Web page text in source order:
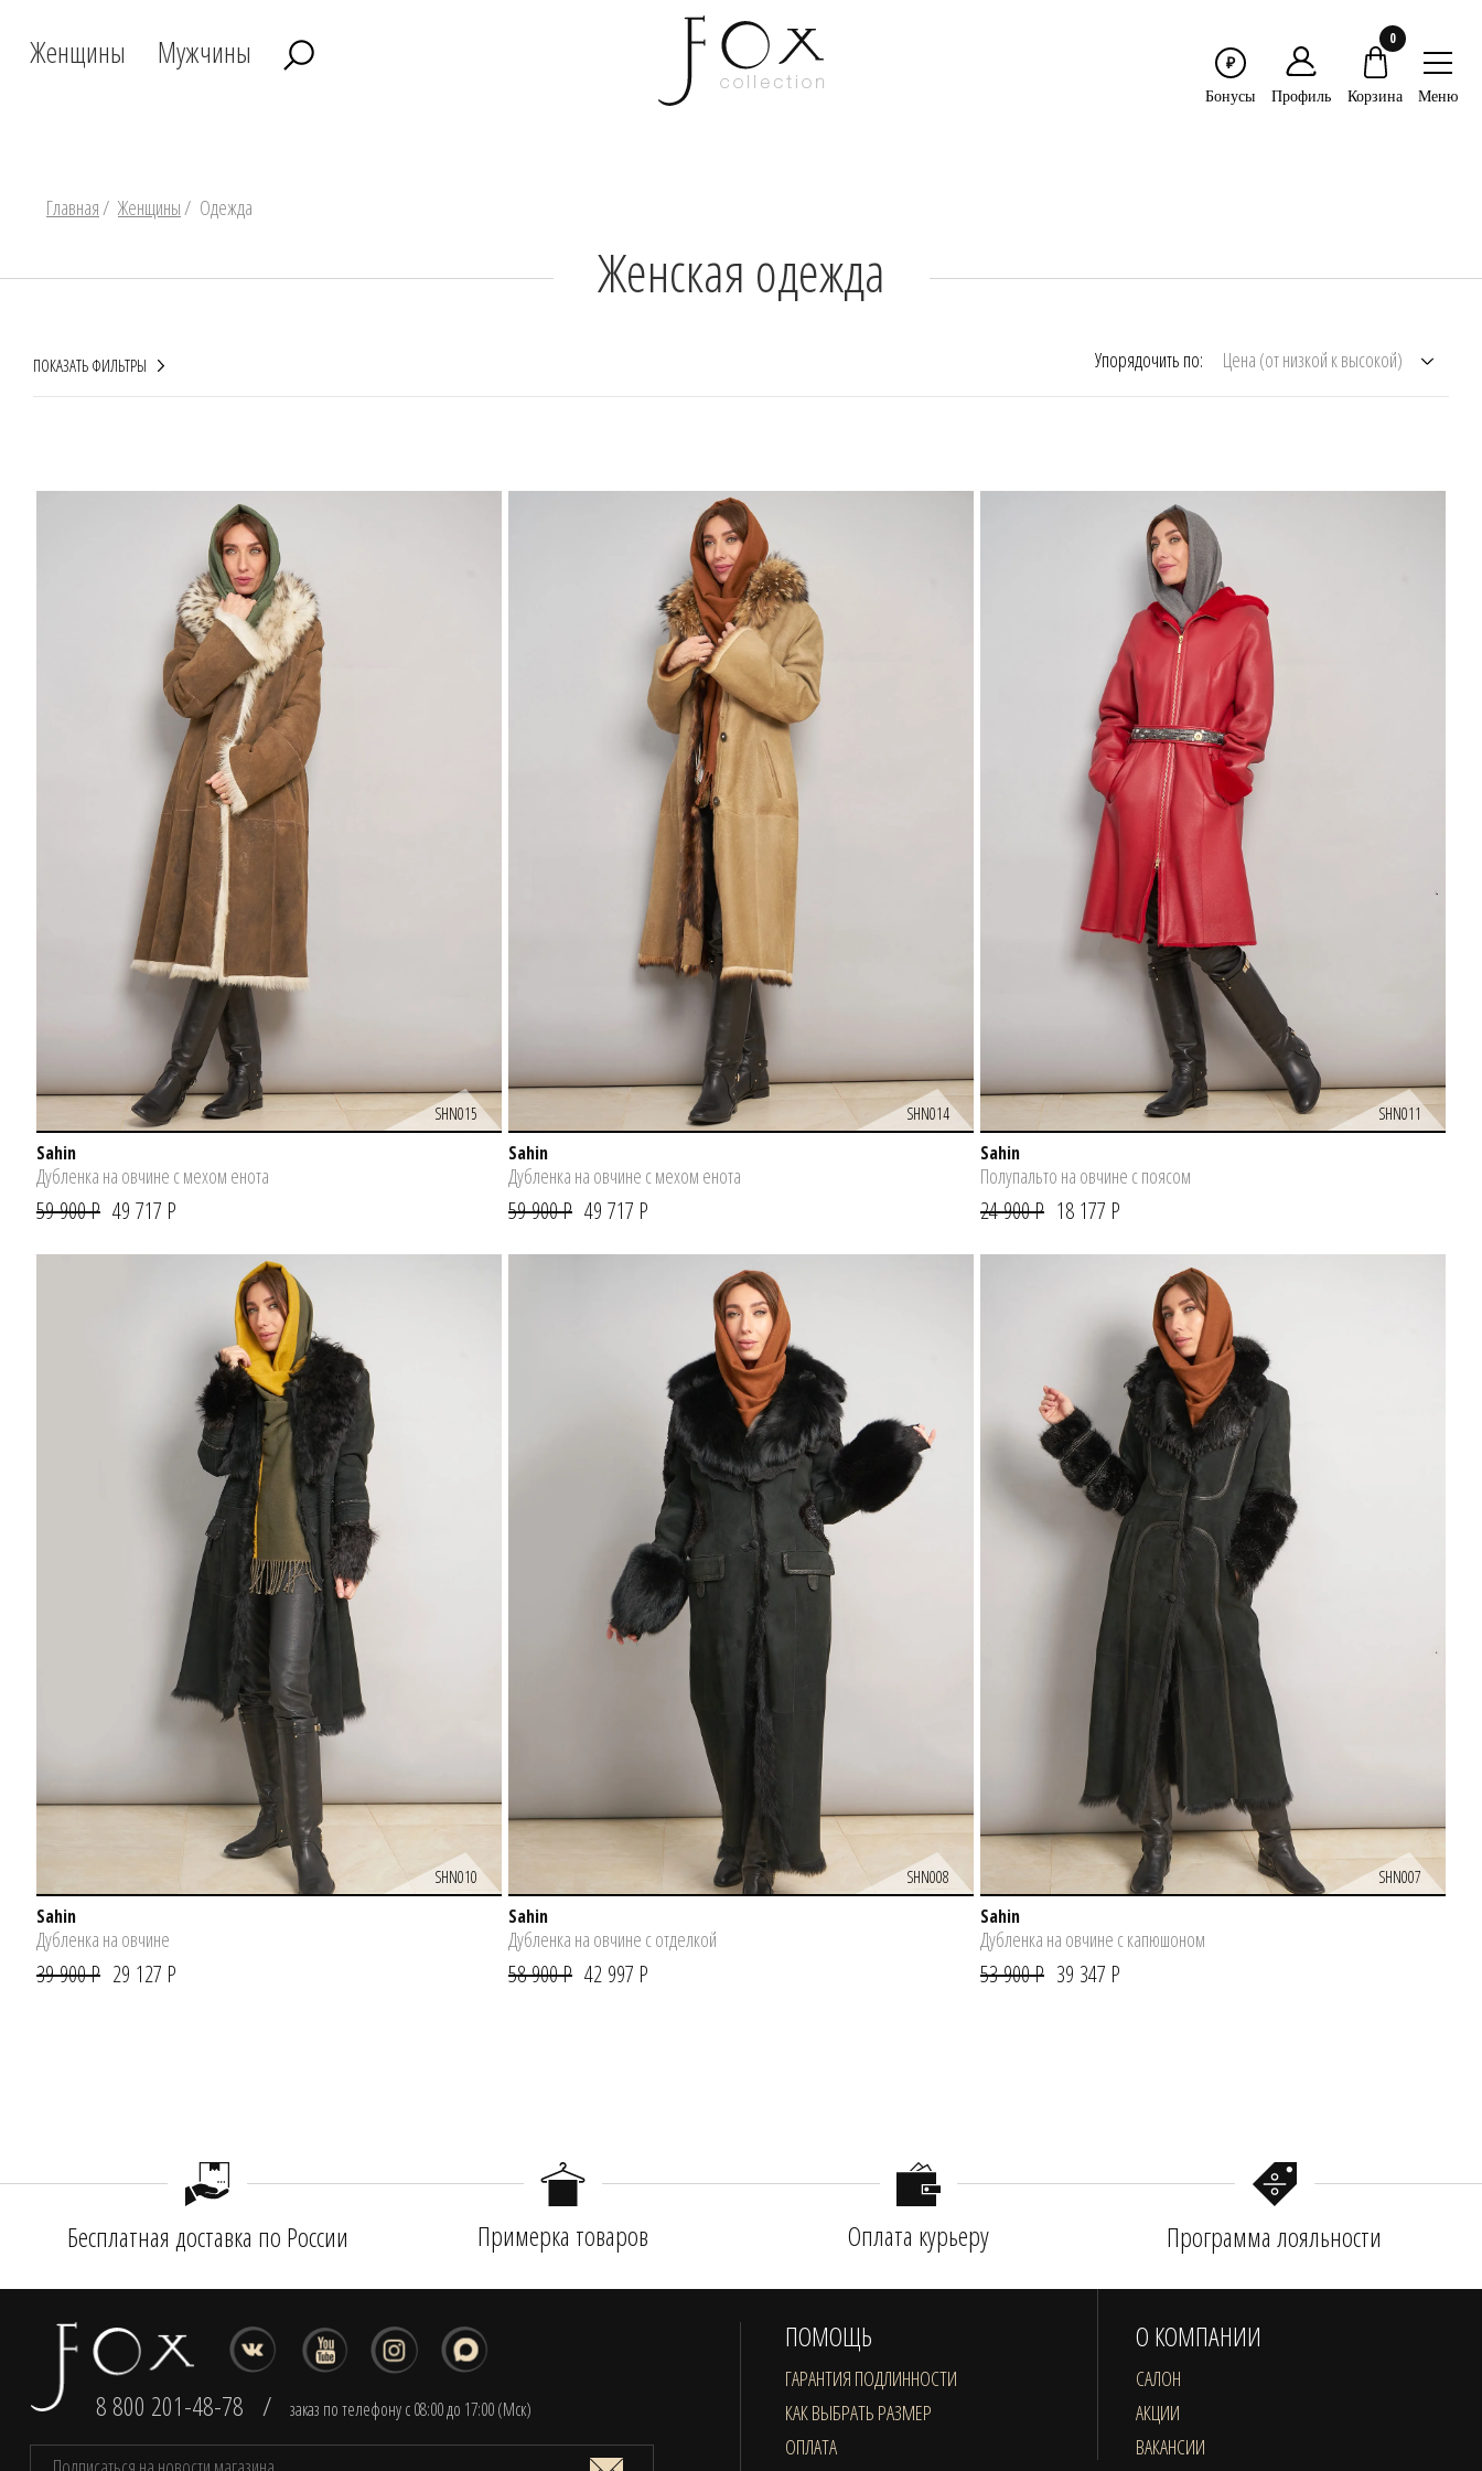
Женщины Мужчины ₽
Бонусы Профиль
0
Корзина Меню
Главная/ Женщины/ Одежда
Женская одежда
ПОКАЗАТЬ ФИЛЬТРЫ Упорядочить по: Цена (от низкой к высокой)
SHN015
Sahin
Дубленка на овчине с мехом енота
59 900 Р 49 717 Р
SHN014
Sahin
Дубленка на овчине с мехом енота
59 900 Р 49 717 Р
SHN011
Sahin
Полупальто на овчине с поясом
24 900 Р 18 177 Р
SHN010
Sahin
Дубленка на овчине
39 900 Р 29 127 Р
SHN008
Sahin
Дубленка на овчине с отделкой
58 900 Р 42 997 Р
SHN007
Sahin
Дубленка на овчине с капюшоном
53 900 Р 39 347 Р
Бесплатная доставка по России Примерка товаров Оплата курьеру Программа лояльности
8 800 201-48-78 / заказ по телефону с 08:00 до 17:00 (Мск)
ПОМОЩЬ
ГАРАНТИЯ ПОДЛИННОСТИ
КАК ВЫБРАТЬ РАЗМЕР
ОПЛАТА
О КОМПАНИИ
САЛОН
АКЦИИ
ВАКАНСИИ